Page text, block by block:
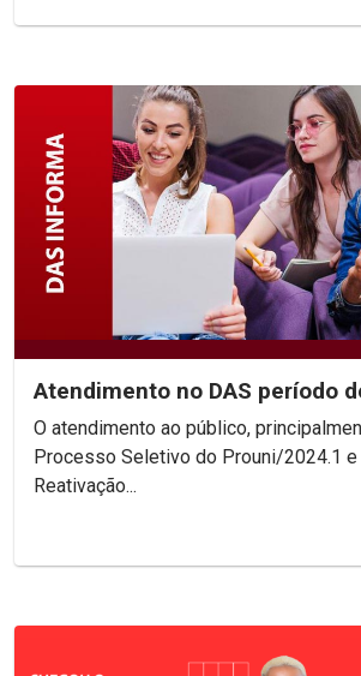
Atendimento no DAS período
O atendimento ao público,
Processo Seletivo do Prouni/2024.1 e
Reativação...